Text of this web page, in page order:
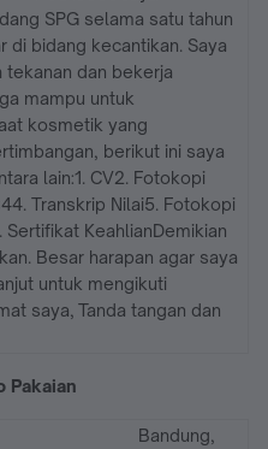
SPG selama satu tahun
di bidang kecantikan. Saya
tekanan dan bekerja
mampu untuk
kosmetik yang
berikut ini saya
lain:1. CV2. Fotokopi
Transkrip Nilai5. Fotokopi
Sertifikat KeahlianDemikian
Besar harapan agar saya
untuk mengikuti
saya, Tanda tangan dan
Pakaian